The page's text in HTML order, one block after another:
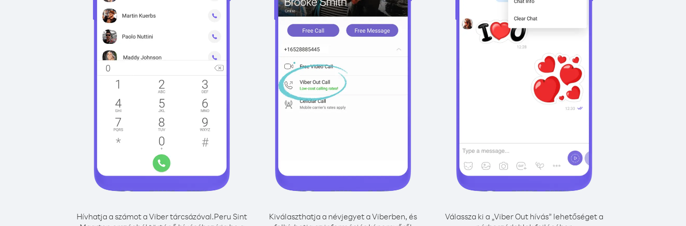
Hívhatja a számot a Viber tárcsázóval.Peru Sint
Kiválaszthatja a névjegyet a Viberben, és
Válassza ki a „Viber Out hívás” lehetőséget a